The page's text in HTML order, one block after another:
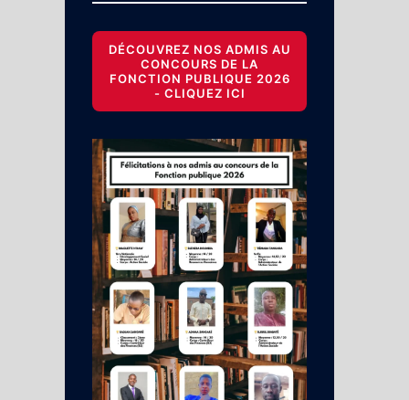
DÉCOUVREZ NOS ADMIS AU
CONCOURS DE LA
FONCTION PUBLIQUE 2026
- CLIQUEZ ICI